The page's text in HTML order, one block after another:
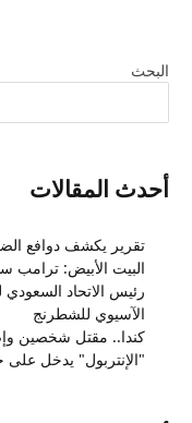
البحث
أحدث المقالات
تقرير يكشف دوافع
البيت الأبيض: ترامب
رئيس الاتحاد
الآسيوي للشطرنج
كندا.. مقتل شخصين وإصابة 5 آخرين في إطلاق
"الإنتربول" يدخل على